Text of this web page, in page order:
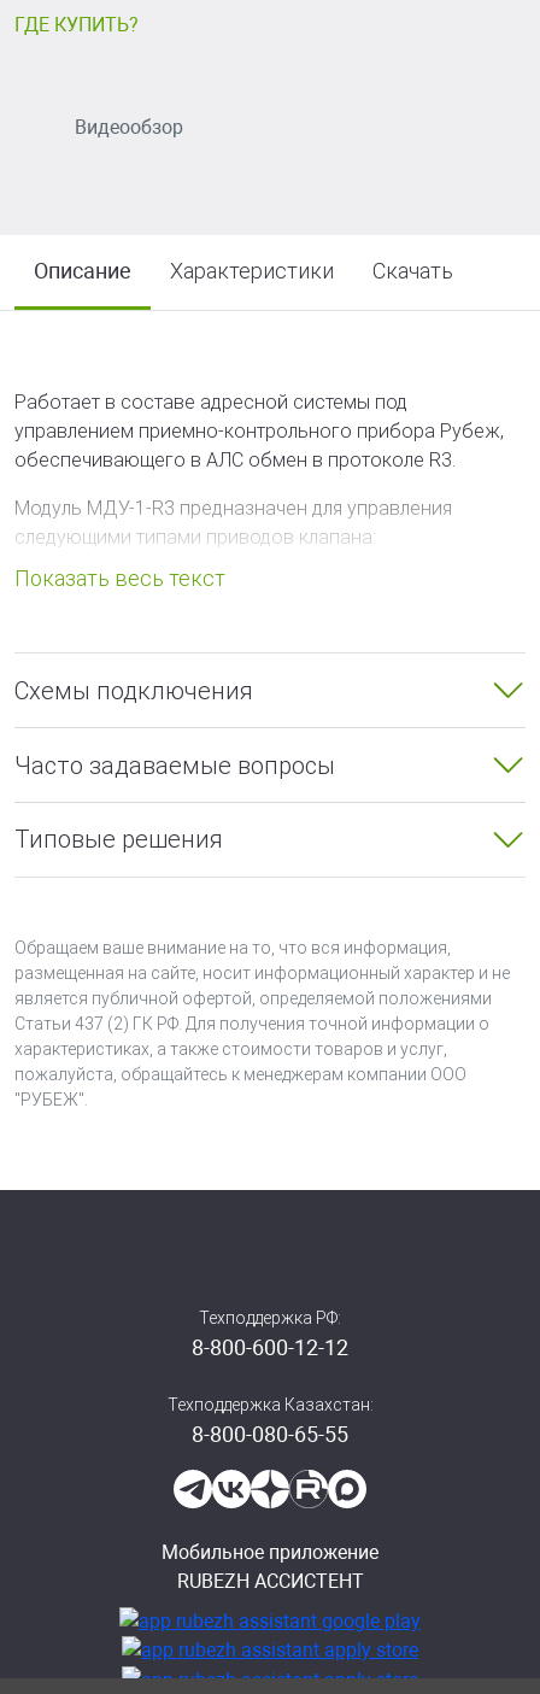
ГДЕ КУПИТЬ?
Видеообзор
Описание Характеристики Скачать
Работает в составе адресной системы под
управлением приемно-контрольного прибора Рубеж,
обеспечивающего в АЛС обмен в протоколе R3.
Модуль МДУ-1-R3 предназначен для управления
следующими типами приводов клапана:
реверсивный электромеханический привод;
заслонки в нормальное положение.
электромеханический привод напряжение питания с
помощью встроенного в модуль реле. Напряжение
коммутации составляет 24 В постоянного тока или 230
МДУ-1-R3 отличается от МДУ-1С-R3 нагрузочной
способностью реле, коммутирующим питание на
привод. Параметры приведены в таблице технических
характеристик. Остальные параметры и функции
аналогичны.
положения заслонки клапана производится с помощью
Модуль автоматики дымоудаления обеспечивает:
используемых с клапанами дымоудаления;
подключение устройства ручного перевода клапана
передачу в прибор приемно-контрольный
подключенного привода;
управление заслонкой клапана с приемно-
контрольного прибора в автоматическом и ручном
контроль на обрыв цепи до концевых выключателей
Схемы подключения
Часто задаваемые вопросы
Типовые решения
Обращаем ваше внимание на то, что вся информация,
размещенная на сайте, носит информационный характер и не
является публичной офертой, определяемой положениями
Статьи 437 (2) ГК РФ. Для получения точной информации о
характеристиках, а также стоимости товаров и услуг,
пожалуйста, обращайтесь к менеджерам компании ООО
"РУБЕЖ".
Техподдержка РФ:
8-800-600-12-12
Техподдержка Казахстан:
8-800-080-65-55
Мобильное приложение
RUBEZH АССИСТЕНТ